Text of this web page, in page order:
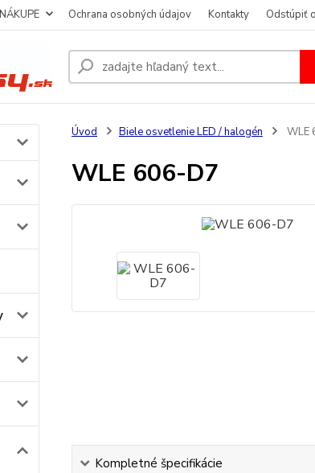
Ochrana osobných údajov Kontakty Odstúpiť
Úvod Biele osvetlenie LED / halogén WLE
WLE 606-D7
Kompletné špecifikácie